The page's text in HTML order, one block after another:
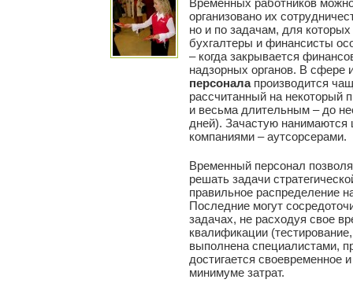
Временных работников
организовано их
но и по задачам, для
бухгалтеры и финансисты
– когда закрывается
надзорных органов. В
персоналапроизводится
рассчитанный на некоторый
и весьма длительным – до
дней). Зачастую
компаниями – аутсорсерами.
Временный персонал
решать задачи
правильное распределение
Последние могут
задачах, не расходуя свое
квалификации
выполнена специалистами,
достигается своевременное
минимуме затрат.